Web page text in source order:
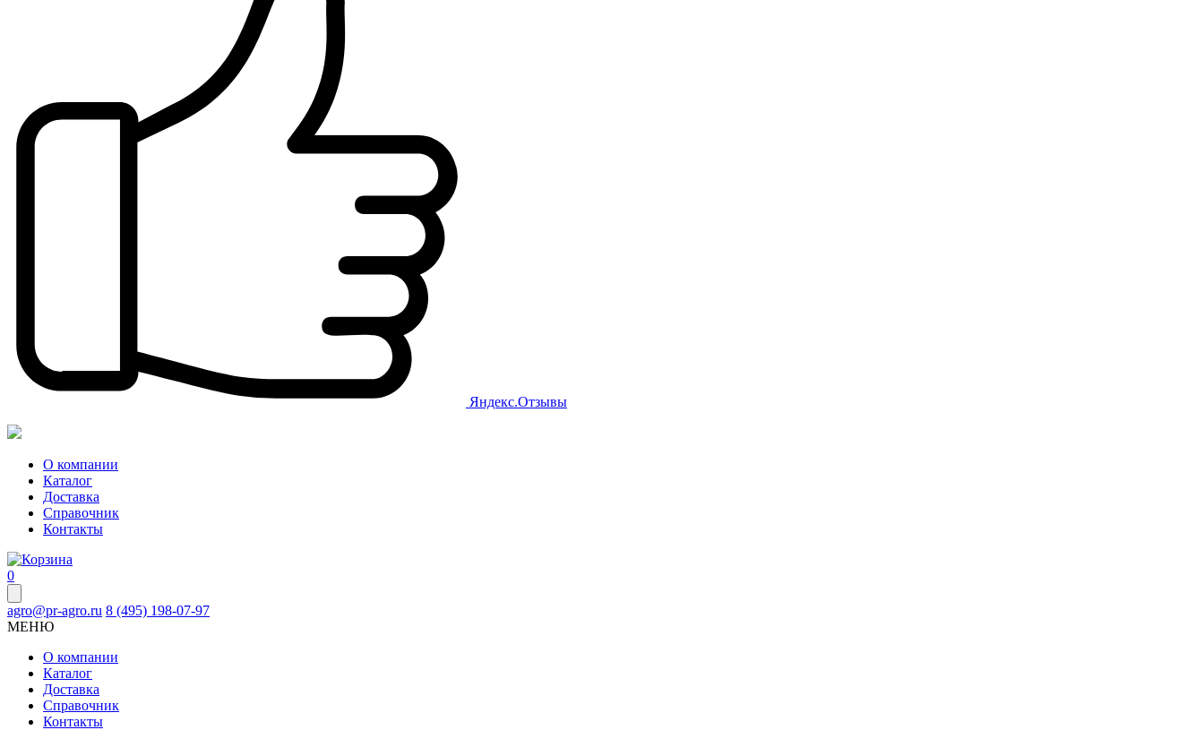
Яндекс.Отзывы
О компании
Каталог
Доставка
Справочник
Контакты
0
agro@pr-agro.ru 8 (495) 198-07-97
МЕНЮ
О компании
Каталог
Доставка
Справочник
Контакты